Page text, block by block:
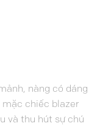
nàng có dáng
mặc chiếc blazer
và thu hút sự chú